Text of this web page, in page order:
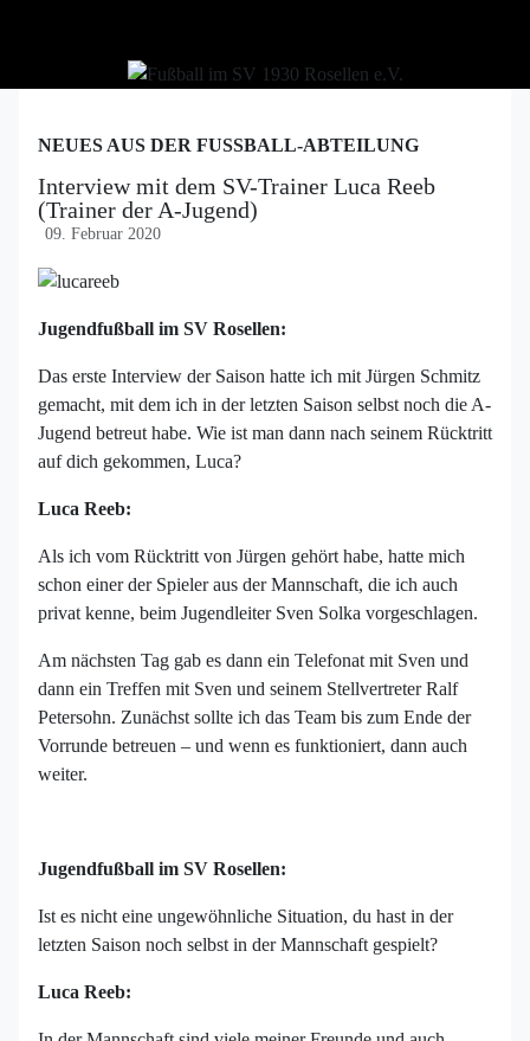
NEUES AUS DER FUSSBALL-ABTEILUNG
Interview mit dem SV-Trainer Luca Reeb
(Trainer der A-Jugend)
09. Februar 2020
Jugendfußball im SV Rosellen:
Das erste Interview der Saison hatte ich mit Jürgen Schmitz
gemacht, mit dem ich in der letzten Saison selbst noch die A-
Jugend betreut habe. Wie ist man dann nach seinem Rücktritt
auf dich gekommen, Luca?
Luca Reeb:
Als ich vom Rücktritt von Jürgen gehört habe, hatte mich
schon einer der Spieler aus der Mannschaft, die ich auch
privat kenne, beim Jugendleiter Sven Solka vorgeschlagen.
Am nächsten Tag gab es dann ein Telefonat mit Sven und
dann ein Treffen mit Sven und seinem Stellvertreter Ralf
Petersohn. Zunächst sollte ich das Team bis zum Ende der
Vorrunde betreuen – und wenn es funktioniert, dann auch
weiter.
Jugendfußball im SV Rosellen:
Ist es nicht eine ungewöhnliche Situation, du hast in der
letzten Saison noch selbst in der Mannschaft gespielt?
Luca Reeb: